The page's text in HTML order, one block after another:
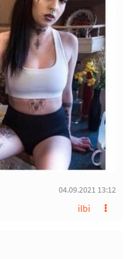
04.09.2021 13:12
ilbi